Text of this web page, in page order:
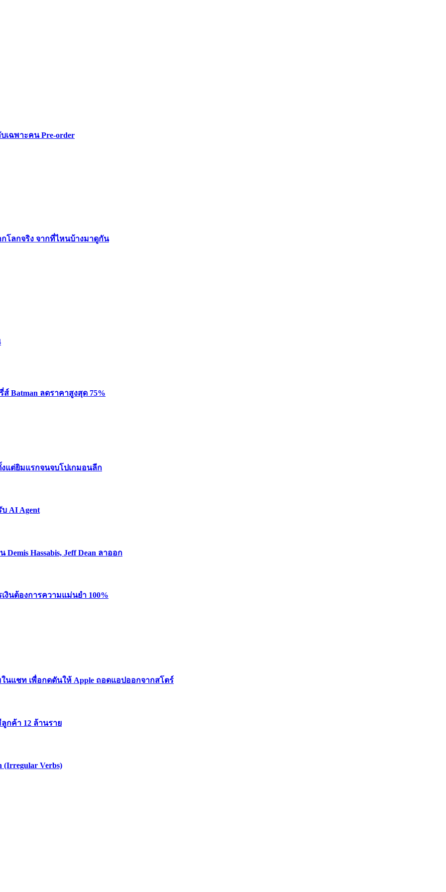
เฉพาะคน Pre-order
โลกจริง จากที่ไหนบ้างมาดูกัน
Batman ลดราคาสูงสุด 75%
แต่ยิมแรกจนจบโปเกมอนลีก
บ AI Agent
Hassabis, Jeff Dean ลาออก
งินต้องการความแม่นยำ 100%
นแชท เพื่อกดดันให้ Apple ถอดแอปออกจากสโตร์
ลูกค้า 12 ล้านราย
Verbs)